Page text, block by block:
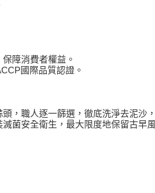
障消費者權益。
國際品質認證。
，職人逐一篩選，徹底洗淨去泥沙
菌安全衛生，最大限度地保留古早